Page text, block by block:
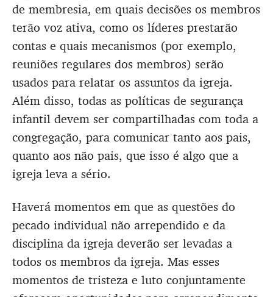
de membresia, em quais decisões os membros
terão voz ativa, como os líderes prestarão
contas e quais mecanismos (por exemplo,
reuniões regulares dos membros) serão
usados para relatar os assuntos da igreja.
Além disso, todas as políticas de segurança
infantil devem ser compartilhadas com toda a
congregação, para comunicar tanto aos pais,
quanto aos não pais, que isso é algo que a
igreja leva a sério.
Haverá momentos em que as questões do
pecado individual não arrependido e da
disciplina da igreja deverão ser levadas a
todos os membros da igreja. Mas esses
momentos de tristeza e luto conjuntamente